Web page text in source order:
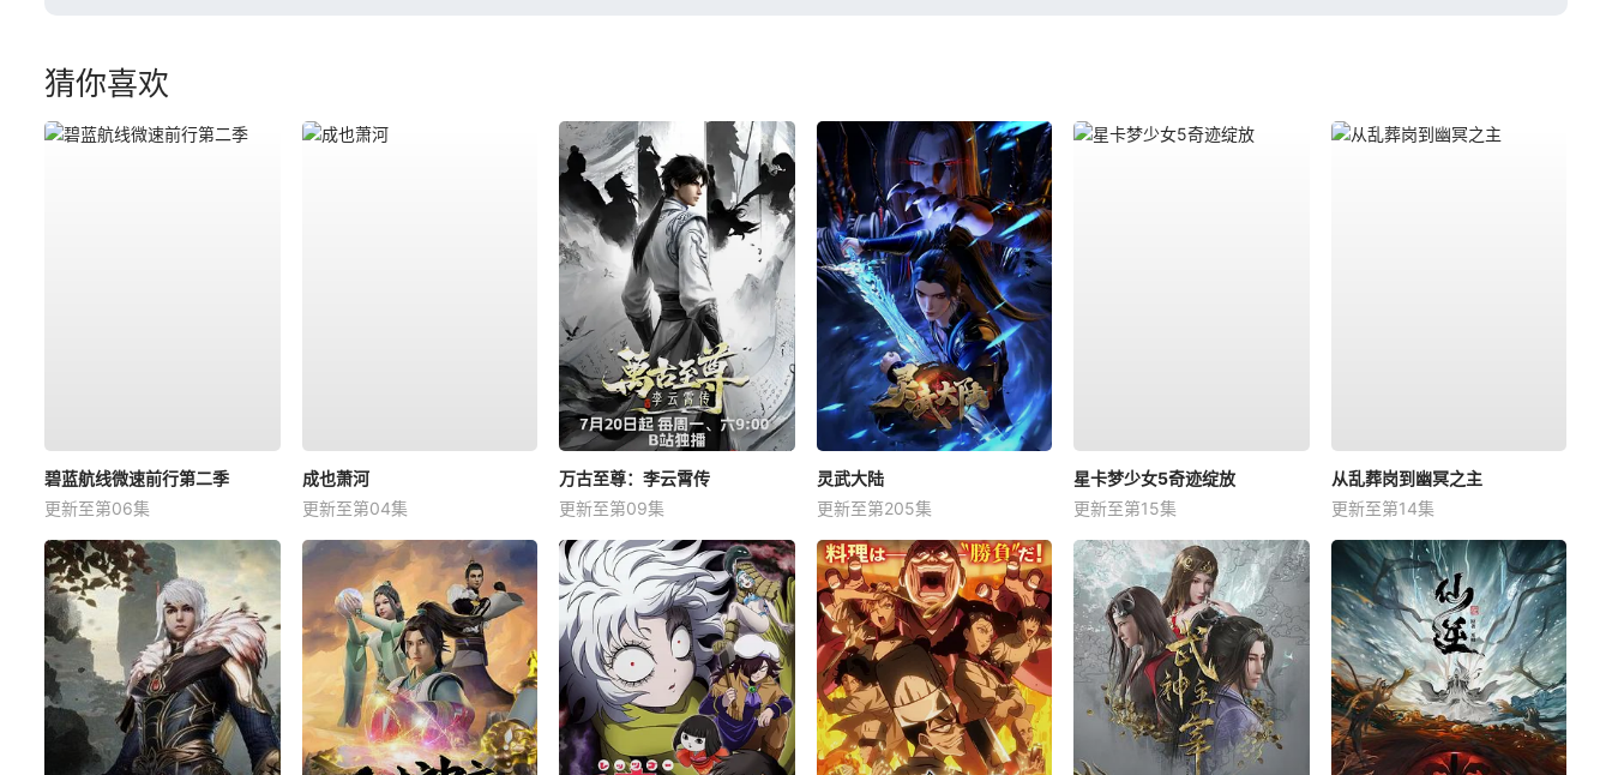
猜你喜欢
碧蓝航线微速前行第二季
更新至第06集
成也萧河
更新至第04集
万古至尊：李云霄传
更新至第09集
灵武大陆
更新至第205集
星卡梦少女5奇迹绽放
更新至第15集
从乱葬岗到幽冥之主
更新至第14集